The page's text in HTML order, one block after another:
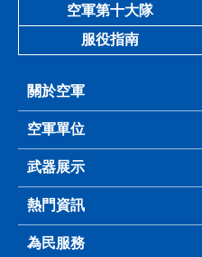
空軍第十大隊
服役指南
關於空軍
空軍單位
武器展示
熱門資訊
為民服務